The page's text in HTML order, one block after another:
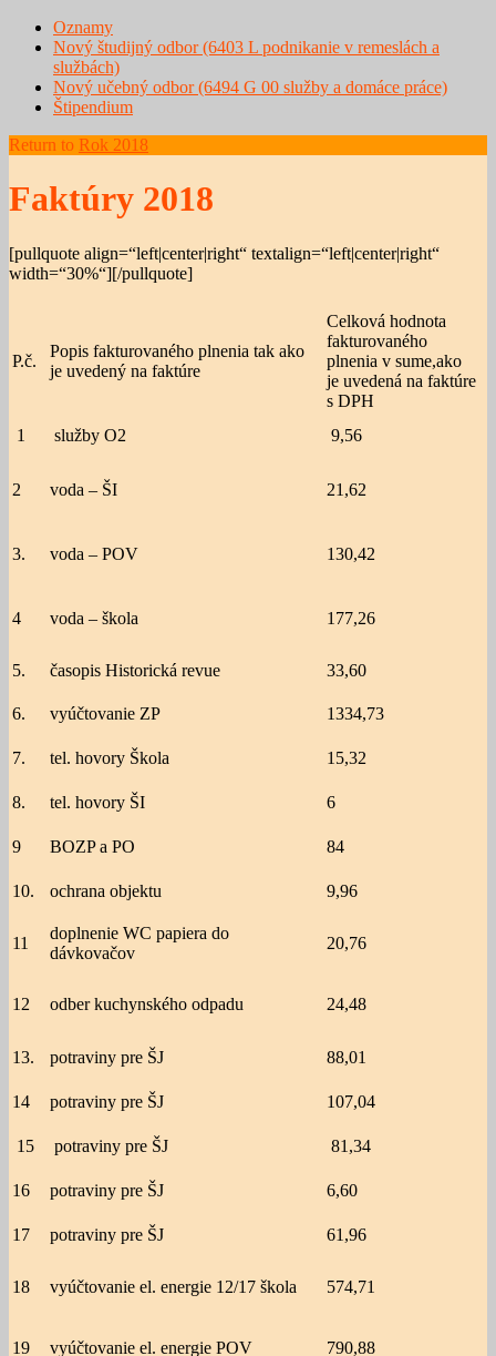
Oznamy
Nový študijný odbor (6403 L podnikanie v remeslách a
službách)
Nový učebný odbor (6494 G 00 služby a domáce práce)
Štipendium
Return to Rok 2018
Faktúry 2018
[pullquote align=“left|center|right“ textalign=“left|center|right“
width=“30%“][/pullquote]
P.č.
Popis fakturovaného plnenia tak ako
je uvedený na faktúre
Celková hodnota
fakturovaného
plnenia v sume,ako
je uvedená na faktúre
s DPH
1
služby O2 9,56
2 voda – ŠI 21,62
3. voda – POV 130,42
4 voda – škola 177,26
5. časopis Historická revue 33,60
6. vyúčtovanie ZP 1334,73
7. tel. hovory Škola 15,32
8. tel. hovory ŠI 6
9 BOZP a PO 84
10. ochrana objektu 9,96
11
doplnenie WC papiera do
dávkovačov
20,76
12 odber kuchynského odpadu 24,48
13. potraviny pre ŠJ 88,01
14 potraviny pre ŠJ 107,04
15 potraviny pre ŠJ 81,34
16 potraviny pre ŠJ 6,60
17 potraviny pre ŠJ 61,96
18 vyúčtovanie el. energie 12/17 škola 574,71
19 vyúčtovanie el. energie POV 790,88